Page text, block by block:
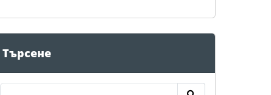
Търсене